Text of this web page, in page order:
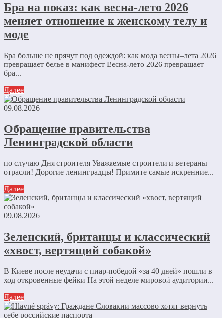
Бра на показ: как весна-лето 2026
меняет отношение к женскому телу и
моде
Бра больше не прячут под одеждой: как мода весны–лета 2026
превращает белье в манифест Весна-лето 2026 превращает
бра...
Далее
09.08.2026
Обращение правительства
Ленинградской области
по случаю Дня строителя Уважаемые строители и ветераны
отрасли! Дорогие ленинградцы! Примите самые искренние...
Далее
09.08.2026
Зеленский, британцы и классический
«хвост, вертящий собакой»
В Киеве после неудачи с пиар-победой «за 40 дней» пошли в
ход откровенные фейки На этой неделе мировой аудитории...
Далее